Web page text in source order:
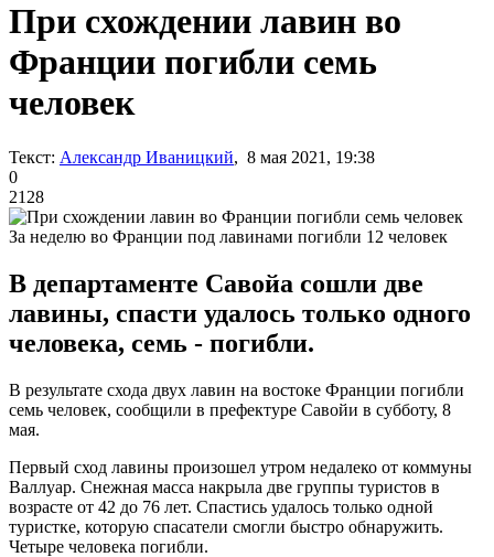
При схождении лавин во
Франции погибли семь
человек
Текст: Александр Иваницкий, 8 мая 2021, 19:38
0
2128
За неделю во Франции под лавинами погибли 12 человек
В департаменте Савойа сошли две
лавины, спасти удалось только одного
человека, семь - погибли.
В результате схода двух лавин на востоке Франции погибли
семь человек, сообщили в префектуре Савойи в субботу, 8
мая.
Первый сход лавины произошел утром недалеко от коммуны
Валлуар. Снежная масса накрыла две группы туристов в
возрасте от 42 до 76 лет. Спастись удалось только одной
туристке, которую спасатели смогли быстро обнаружить.
Четыре человека погибли.